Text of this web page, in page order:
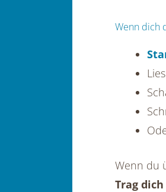
Wenn dich
Lies
Wenn du
Trag